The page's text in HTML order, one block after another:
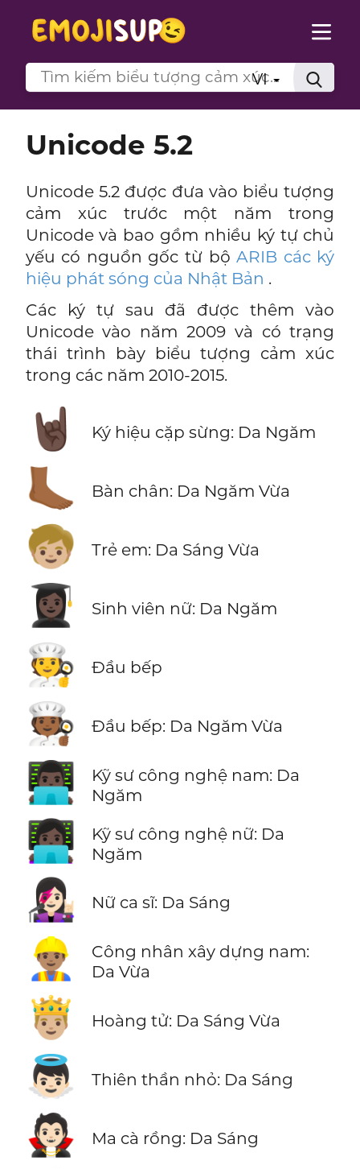
VI
Unicode 5.2
Unicode 5.2 được đưa vào biểu tượng
cảm xúc trước một năm trong
Unicode và bao gồm nhiều ký tự chủ
yếu có nguồn gốc từ bộARIB các ký
hiệu phát sóng của Nhật Bản .
Các ký tự sau đã được thêm vào
Unicode vào năm 2009 và có trạng
thái trình bày biểu tượng cảm xúc
trong các năm 2010-2015.
🤘🏿 Ký hiệu cặp sừng: Da Ngăm
🦶🏾 Bàn chân: Da Ngăm Vừa
🧒🏼 Trẻ em: Da Sáng Vừa
👩🏿‍🎓 Sinh viên nữ: Da Ngăm
🧑‍🍳 Đầu bếp
🧑🏾‍🍳 Đầu bếp: Da Ngăm Vừa
👨🏿‍💻
Kỹ sư công nghệ nam: Da
Ngăm
👩🏿‍💻
Kỹ sư công nghệ nữ: Da
Ngăm
👩🏻‍🎤 Nữ ca sĩ: Da Sáng
👷🏽‍♂️
Công nhân xây dựng nam:
Da Vừa
🤴🏼 Hoàng tử: Da Sáng Vừa
👼🏻 Thiên thần nhỏ: Da Sáng
🧛🏻 Ma cà rồng: Da Sáng